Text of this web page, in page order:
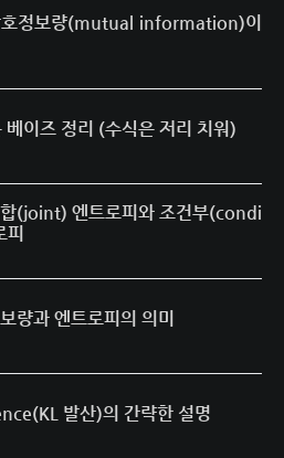
호정보량(mutual information)이
이즈 정리 (수식은 저리 치워)
(joint) 엔트로피와 조건부(condi
량과 엔트로피의 의미
발산)의 간략한 설명